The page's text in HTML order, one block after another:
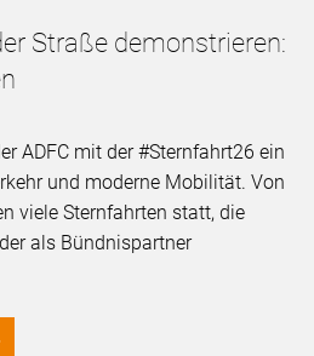
Straße demonstrieren:
ADFC mit der #Sternfahrt26 ein
und moderne Mobilität. Von
viele Sternfahrten statt, die
als Bündnispartner